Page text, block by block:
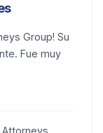
Group! Su
Fue muy